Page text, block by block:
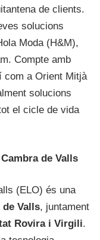
de clients.
solucions
Moda (H&M),
Compte amb
com a Orient Mitjà
solucions
el cicle de vida
de Valls
(ELO) és una
de Valls, juntament
Rovira i Virgili.